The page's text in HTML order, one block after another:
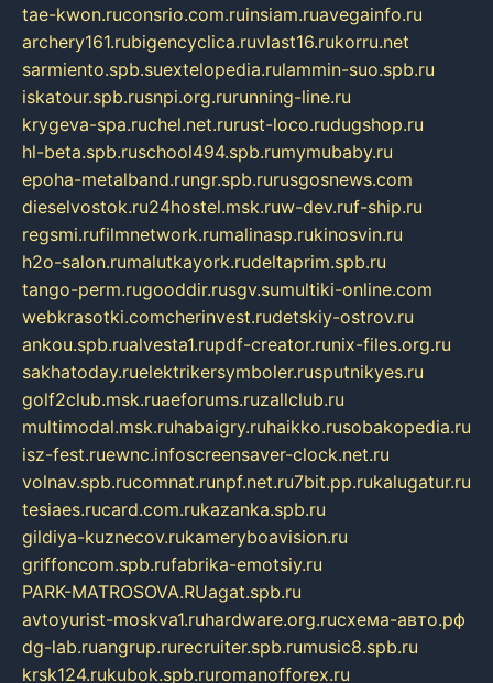
tae-kwon.ruconsrio.com.ruinsiam.ruavegainfo.ru
archery161.rubigencyclica.ruvlast16.rukorru.net
sarmiento.spb.suextelopedia.rulammin-suo.spb.ru
iskatour.spb.rusnpi.org.rurunning-line.ru
krygeva-spa.ruchel.net.rurust-loco.rudugshop.ru
hl-beta.spb.ruschool494.spb.rumymubaby.ru
epoha-metalband.rungr.spb.rurusgosnews.com
dieselvostok.ru24hostel.msk.ruw-dev.ruf-ship.ru
regsmi.rufilmnetwork.rumalinasp.rukinosvin.ru
h2o-salon.rumalutkayork.rudeltaprim.spb.ru
tango-perm.rugooddir.rusgv.sumultiki-online.com
webkrasotki.comcherinvest.rudetskiy-ostrov.ru
ankou.spb.rualvesta1.rupdf-creator.runix-files.org.ru
sakhatoday.ruelektrikersymboler.rusputnikyes.ru
golf2club.msk.ruaeforums.ruzallclub.ru
multimodal.msk.ruhabaigry.ruhaikko.rusobakopedia.ru
isz-fest.ruewnc.infoscreensaver-clock.net.ru
volnav.spb.rucomnat.runpf.net.ru7bit.pp.rukalugatur.ru
tesiaes.rucard.com.rukazanka.spb.ru
gildiya-kuznecov.rukameryboavision.ru
griffoncom.spb.rufabrika-emotsiy.ru
PARK-MATROSOVA.RUagat.spb.ru
avtoyurist-moskva1.ruhardware.org.ruсхема-авто.рф
dg-lab.ruangrup.rurecruiter.spb.rumusic8.spb.ru
krsk124.rukubok.spb.ruromanofforex.ru